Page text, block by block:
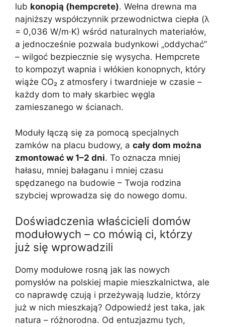
lub konopią (hempcrete). Wełna drewna ma
najniższy współczynnik przewodnictwa ciepła (λ
= 0,036 W/m·K) wśród naturalnych materiałów,
a jednocześnie pozwala budynkowi „oddychać”
– wilgoć bezpiecznie się wysycha. Hempcrete
to kompozyt wapnia i włókien konopnych, który
wiąże CO₂ z atmosfery i twardnieje w czasie –
każdy dom to mały skarbiec węgla
zamieszanego w ścianach.
Moduły łączą się za pomocą specjalnych
zamków na placu budowy, a cały dom można
zmontować w 1–2 dni. To oznacza mniej
hałasu, mniej bałaganu i mniej czasu
spędzanego na budowie – Twoja rodzina
szybciej wprowadza się do nowego domu.
Doświadczenia właścicieli domów
modułowych – co mówią ci, którzy
już się wprowadzili
Domy modułowe rosną jak las nowych
pomysłów na polskiej mapie mieszkalnictwa, ale
co naprawdę czują i przeżywają ludzie, którzy
już w nich mieszkają? Odpowiedź jest taka, jak
natura – różnorodna. Od entuzjazmu tych,